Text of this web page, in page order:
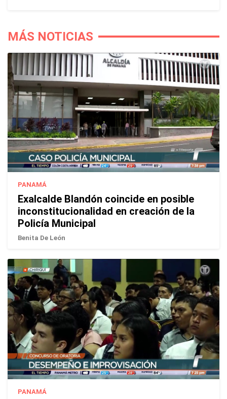
MÁS NOTICIAS
PANAMÁ
Exalcalde Blandón coincide en posible
inconstitucionalidad en creación de la
Policía Municipal
Benita De León
PANAMÁ